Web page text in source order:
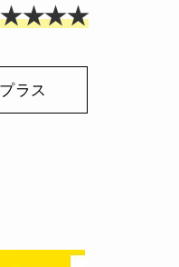
★★★★
ラス